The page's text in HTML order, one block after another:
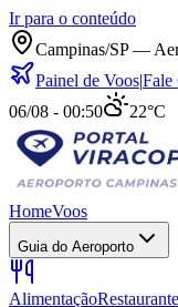
Ir para o conteúdo
Campinas/SP —
Painel de Voos|Fale
06/08 - 00:50
22°C
HomeVoos
Guia do Aeroporto
Alimentação